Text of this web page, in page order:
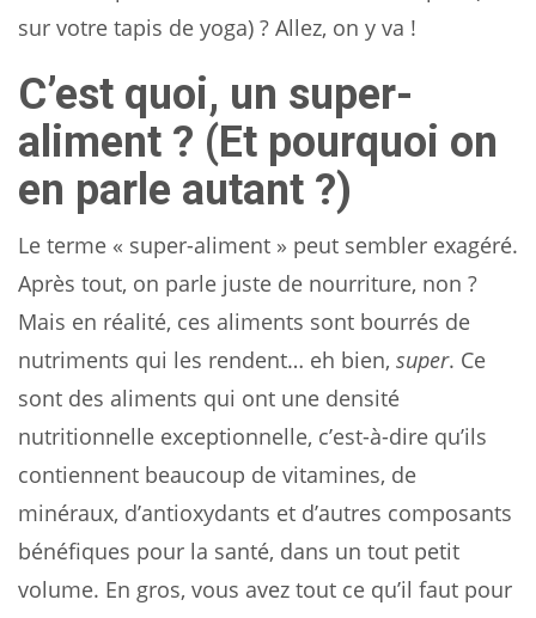
sur votre tapis de yoga) ? Allez, on y va !
C’est quoi, un super-
aliment ? (Et pourquoi on
en parle autant ?)
Le terme « super-aliment » peut sembler exagéré.
Après tout, on parle juste de nourriture, non ?
Mais en réalité, ces aliments sont bourrés de
nutriments qui les rendent… eh bien, super. Ce
sont des aliments qui ont une densité
nutritionnelle exceptionnelle, c’est-à-dire qu’ils
contiennent beaucoup de vitamines, de
minéraux, d’antioxydants et d’autres composants
bénéfiques pour la santé, dans un tout petit
volume. En gros, vous avez tout ce qu’il faut pour